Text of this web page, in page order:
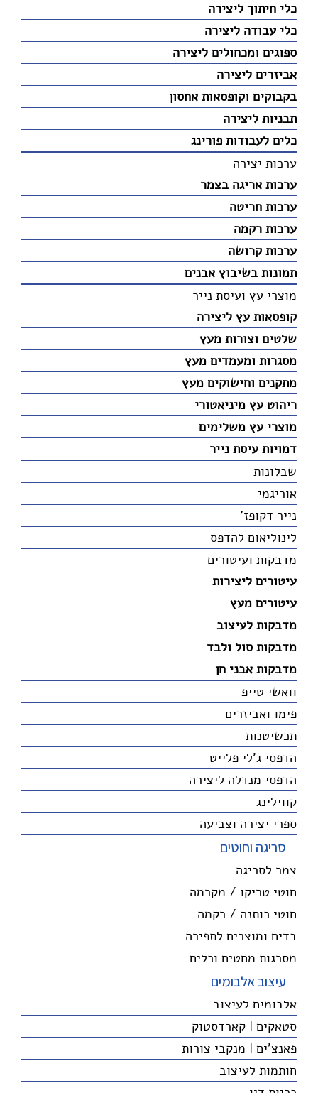
כלי חיתוך ליצירה
כלי עבודה ליצירה
ספוגים ומכחולים ליצירה
אביזרים ליצירה
בקבוקים וקופסאות אחסון
תבניות ליצירה
כלים לעבודות פורינג
ערכות יצירה
ערכות אריגה בצמר
ערכות חריטה
ערכות רקמה
ערכות קרושה
תמונות בשיבוץ אבנים
מוצרי עץ ועיסת נייר
קופסאות עץ ליצירה
שלטים וצורות מעץ
מסגרות ומעמדים מעץ
מתקנים וחישוקים מעץ
ריהוט עץ מיניאטורי
מוצרי עץ משלימים
דמויות עיסת נייר
שבלונות
אוריגמי
נייר דקופז'
לינוליאום להדפס
מדבקות ועיטורים
עיטורים ליצירות
עיטורים מעץ
מדבקות לעיצוב
מדבקות סול ולבד
מדבקות אבני חן
וואשי טייפ
פימו ואביזרים
תכשיטנות
הדפסי ג'לי פלייט
הדפסי מנדלה ליצירה
קווילינג
ספרי יצירה וצביעה
סריגה וחוטים
צמר לסריגה
חוטי טריקו / מקרמה
חוטי כותנה / רקמה
בדים ומוצרים לתפירה
מסרגות מחטים וכלים
עיצוב אלבומים
אלבומים לעיצוב
סטאקים | קארדסטוק
פאנצ'ים | מנקבי צורות
חותמות לעיצוב